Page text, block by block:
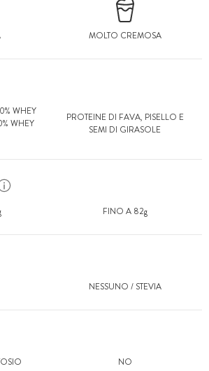
MOLTO CREMOSA
WHEY
WHEY
PROTEINE DI FAVA, PISELLO E
SEMI DI GIRASOLE
FINO A 82
NESSUNO / STEVIA
NO